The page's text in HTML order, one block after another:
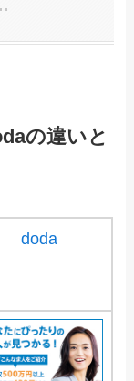
の違いと
doda